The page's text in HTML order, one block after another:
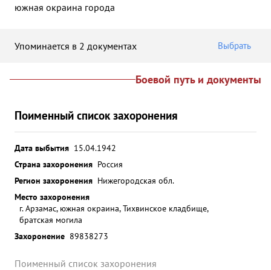
южная окраина города
Упоминается в 2 документах Выбрать
Боевой путь и документы
Поименный список захоронения
Дата выбытия 15.04.1942
Страна захоронения Россия
Регион захоронения Нижегородская обл.
Место захоронения
г. Арзамас, южная окраина, Тихвинское кладбище,
братская могила
Захоронение 89838273
Поименный список захоронения